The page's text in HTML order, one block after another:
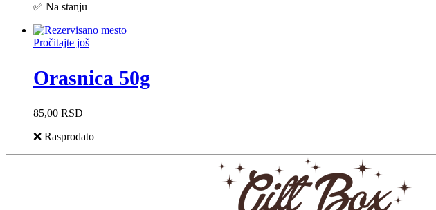
✅ Na stanju
Pročitajte još
Orasnica 50g
85,00 RSD
❌ Rasprodato